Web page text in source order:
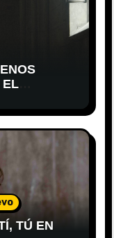
EL
TÚ EN